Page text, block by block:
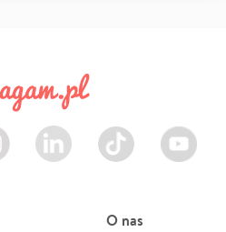
LinkedIn TikTok Youtube
O nas